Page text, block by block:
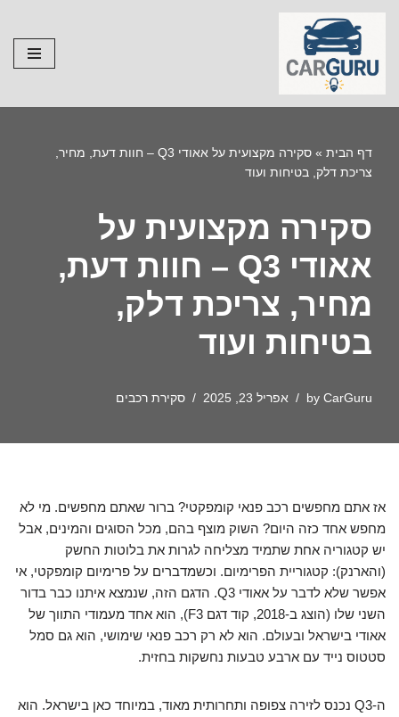
Skip
to
content
דף הבית »
סקירה מקצועית על אאודי Q3 – חוות דעת, מחיר,
צריכת דלק, בטיחות ועוד
סקירה מקצועית על
אאודי Q3 – חוות דעת,
מחיר, צריכת דלק,
בטיחות ועוד
by CarGuru אפריל 23, 2025 סקירת רכבים
אז אתם מחפשים רכב פנאי קומפקטי? ברור שאתם מחפשים. מי לא
מחפש אחד כזה היום? השוק מוצף בהם, מכל הסוגים והמינים, אבל
יש קטגוריה אחת שתמיד מצליחה לגרות את בלוטות החשק
(והארנק): קטגוריית הפרימיום. וכשמדברים על פרימיום קומפקטי, אי
אפשר שלא לדבר על אאודי Q3. הדגם הזה, שנמצא איתנו כבר בדור
השני שלו (הוצג ב-2018, קוד דגם F3), הוא אחד מעמודי התווך של
אאודי בישראל ובעולם. הוא לא רק רכב פנאי שימושי, הוא גם סמל
סטטוס נייד עם ארבע טבעות נחשקות בחזית.
ה-Q3 נכנס לזירה צפופה ותחרותית מאוד, במיוחד כאן בישראל. הוא